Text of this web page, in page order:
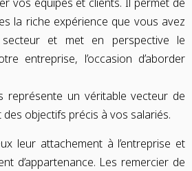
la riche expérience que vous avez
et met en perspective le
entreprise, l’occasion d’aborder
représente un véritable vecteur de
objectifs précis à vos salariés.
leur attachement à l’entreprise et
d’appartenance. Les remercier de